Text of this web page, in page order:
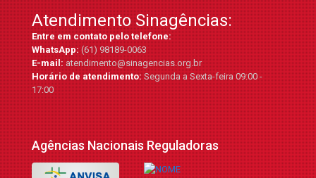
Atendimento Sinagências:
Entre em contato pelo telefone:
WhatsApp:(61) 98189-0063
E-mail:atendimento@sinagencias.org.br
Horário de atendimento:Segunda a Sexta-feira 09:00 -
17:00
Agências Nacionais Reguladoras